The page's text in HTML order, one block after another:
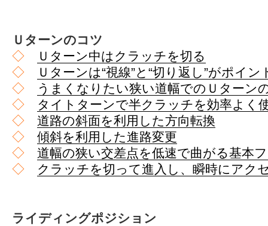
Ｕターンのコツ
◇
Ｕターン中はクラッチを切る
◇
Ｕターンは“視線”と“切り返し”がポイン
◇
うまくなりたい狭い道幅でのＵターン
◇
タイトターンで半クラッチを効率よく
◇
道路の斜面を利用した方向転換
◇
傾斜を利用した進路変更
◇
道幅の狭い交差点を低速で曲がる基本
◇
クラッチを切って進入し、瞬時にアク
ライディングポジション